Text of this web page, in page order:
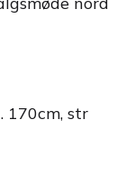
170cm, str